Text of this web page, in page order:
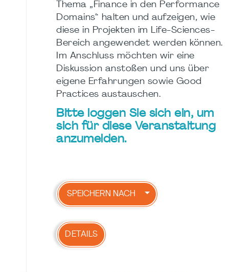
Thema „Finance in den Performance
Domains“ halten und aufzeigen, wie
diese in Projekten im Life-Sciences-
Bereich angewendet werden können.
Im Anschluss möchten wir eine
Diskussion anstoßen und uns über
eigene Erfahrungen sowie Good
Practices austauschen.
Bitte loggen Sie sich ein, um
sich für diese Veranstaltung
anzumelden.
SPEICHERN NACH
DETAILS